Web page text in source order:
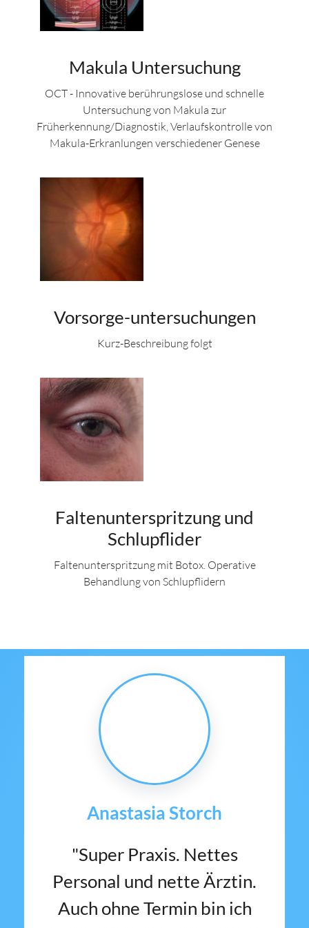
Makula Untersuchung
OCT - Innovative berührungslose und schnelle
Untersuchung von Makula zur
Früherkennung/Diagnostik, Verlaufskontrolle von
Makula-Erkranlungen verschiedener Genese
Vorsorge-untersuchungen
Kurz-Beschreibung folgt
Faltenunterspritzung und
Schlupflider
Faltenunterspritzung mit Botox. Operative
Behandlung von Schlupflidern
"Schnelle Terminvergabe,
sehr freundliches Personal
und keine langen
Antje Meyer
"Super Praxis. Nettes
Personal und nette Ärztin.
Auch ohne Termin bin ich
Anastasia Storch
Sehr zufrieden
"Ich war jetzt das zweite
mal wegen einer
Anonym